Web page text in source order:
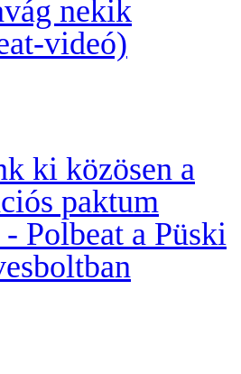
nekik
videó)
ki közösen a
paktum
Polbeat a Püski